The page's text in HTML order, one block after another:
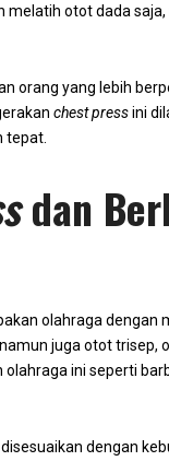
melatih otot dada
orang yang lebih
chest pressini
tepat.
dan
olahraga dengan
juga otot trisep,
ini seperti
dengan